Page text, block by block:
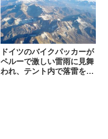
ドイツのバイクパッカーが
ペルーで激しい雷雨に見舞
われ、テント内で落雷を受